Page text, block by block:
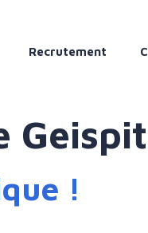
Recrutement
!